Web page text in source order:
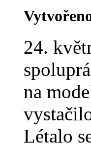
24.
na
Létalo